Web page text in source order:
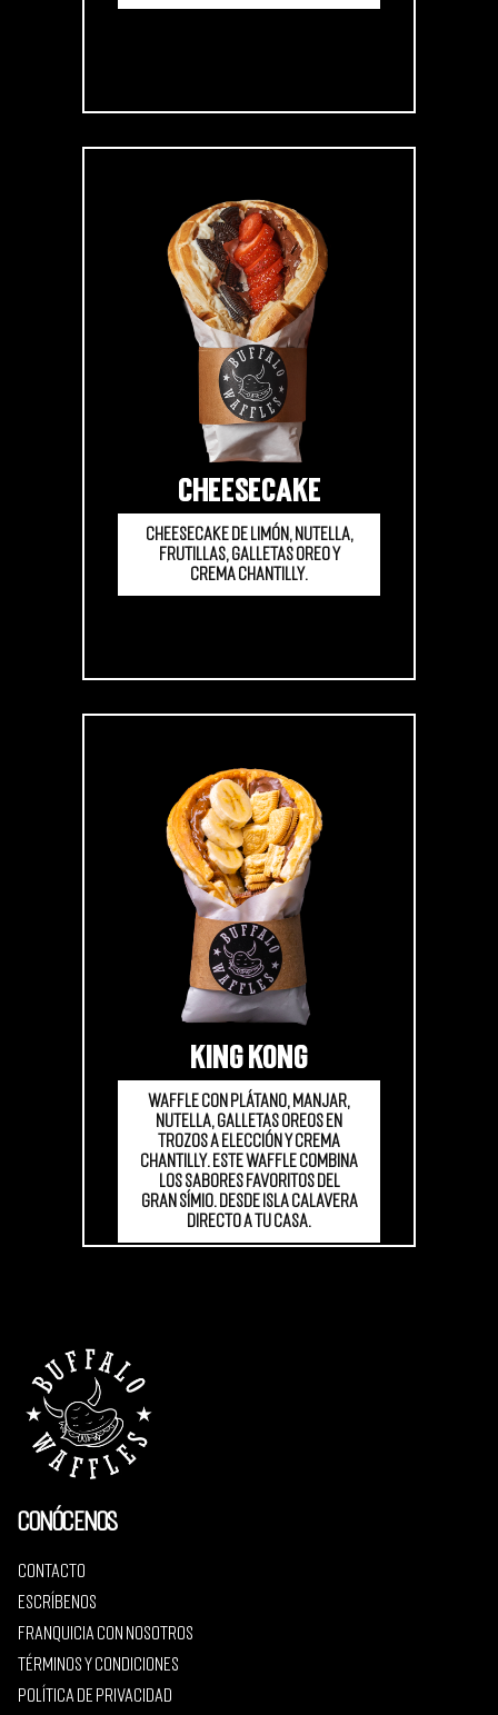
CHEESECAKE
Cheesecake de limón, Nutella,
frutillas, galletas oreo y
crema chantilly.
KING KONG
Waffle con plátano, manjar,
Nutella, galletas Oreos en
trozos a elección y crema
chantilly. Este waffle combina
los sabores favoritos del
gran símio. Desde Isla Calavera
directo a tu casa.
Conócenos
Contacto
Escríbenos
Franquicia con nosotros
Términos y condiciones
Política de privacidad